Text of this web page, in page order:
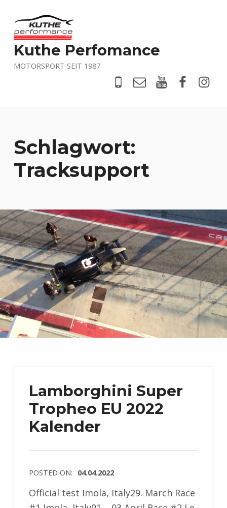
Kuthe Perfomance
MOTORSPORT SEIT 1987
Schlagwort:
Tracksupport
Lamborghini Super
Tropheo EU 2022
Kalender
POSTED ON: 04.04.2022
Official test Imola, Italy29. March Race